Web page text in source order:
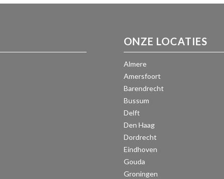
ONZE LOCATIES
Almere
Amersfoort
Barendrecht
Bussum
Delft
Den Haag
Dordrecht
Eindhoven
Gouda
Groningen